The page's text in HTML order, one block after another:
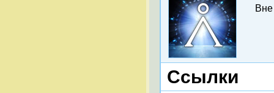
Вне
Ссылки